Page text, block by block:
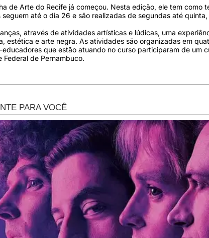
de Arte do Recife já começou. Nesta edição, ele tem como
até o dia 26 e são realizadas de segundas até quinta,
através de atividades artísticas e lúdicas, uma
estética e arte negra. As atividades são organizadas em
que estão atuando no curso participaram de um
Federal de Pernambuco.